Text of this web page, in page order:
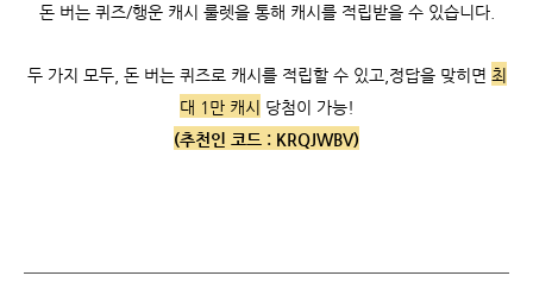
돈 버는 퀴즈/행운 캐시 룰렛을 통해 캐시를 적립받을 수 있습니다.
두 가지 모두, 돈 버는 퀴즈로 캐시를 적립할 수 있고, 정답을 맞히면 최
대 1만 캐시
당첨이 가능!
(추천인 코드 : KRQJWBV)